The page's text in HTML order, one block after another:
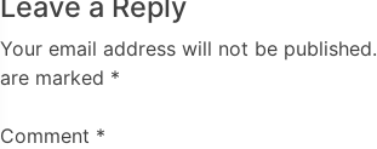
Your email address will not be published.
are marked *
Comment *